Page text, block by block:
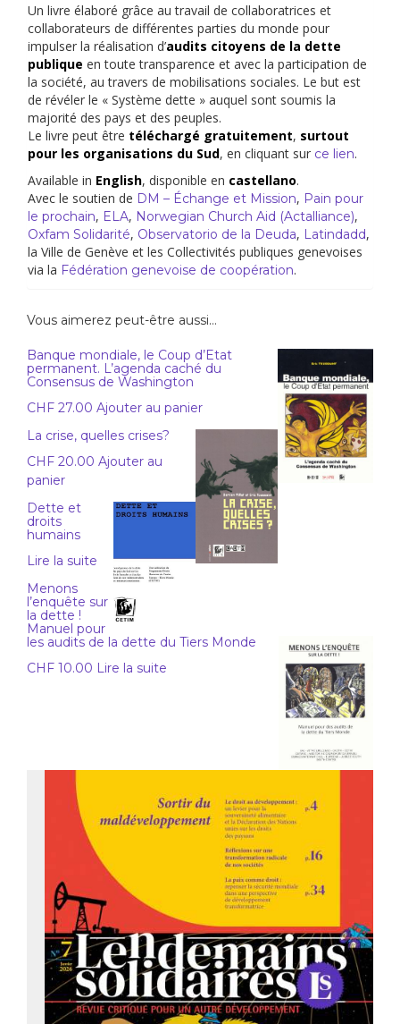
Un livre élaboré grâce au travail de collaboratrices et
collaborateurs de différentes parties du monde pour
impulser la réalisation d’audits citoyens de la dette
publique en toute transparence et avec la participation de
la société, au travers de mobilisations sociales. Le but est
de révéler le « Système dette » auquel sont soumis la
majorité des pays et des peuples.
Le livre peut être téléchargé gratuitement, surtout
pour les organisations du Sud, en cliquant sur ce lien.
Available in English, disponible en castellano.
Avec le soutien de DM – Échange et Mission, Pain pour
le prochain, ELA, Norwegian Church Aid (Actalliance),
Oxfam Solidarité, Observatorio de la Deuda, Latindadd,
la Ville de Genève et les Collectivités publiques genevoises
via la Fédération genevoise de coopération.
Vous aimerez peut-être aussi…
Banque mondiale, le Coup d’Etat
permanent. L’agenda caché du
Consensus de Washington
CHF 27.00 Ajouter au panier
La crise, quelles crises?
CHF 20.00 Ajouter au
panier
Dette et
droits
humains
Lire la suite
Menons
l’enquête sur
la dette !
Manuel pour
les audits de la dette du Tiers Monde
CHF 10.00 Lire la suite